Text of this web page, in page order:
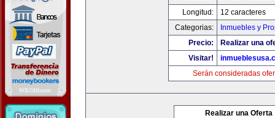
Longitud:
12 caracteres
Categorias:
Inmuebles y
Precio:
Realizar una
Visitar!
Serán consideradas
Realizar una Oferta